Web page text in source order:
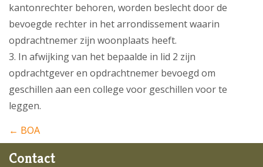
kantonrechter behoren, worden beslecht door de
bevoegde rechter in het arrondissement waarin
opdrachtnemer zijn woonplaats heeft.
3. In afwijking van het bepaalde in lid 2 zijn
opdrachtgever en opdrachtnemer bevoegd om
geschillen aan een college voor geschillen voor te
leggen.
← BOA
Contact